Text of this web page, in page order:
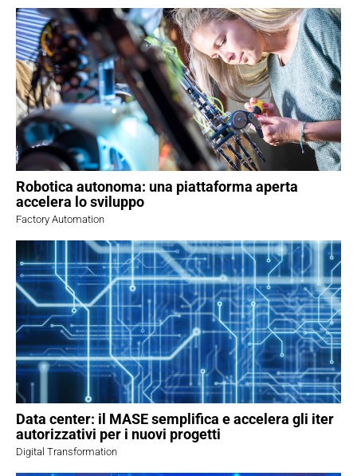
Robotica autonoma: una piattaforma aperta
accelera lo sviluppo
Factory Automation
Data center: il MASE semplifica e accelera gli iter
autorizzativi per i nuovi progetti
Digital Transformation